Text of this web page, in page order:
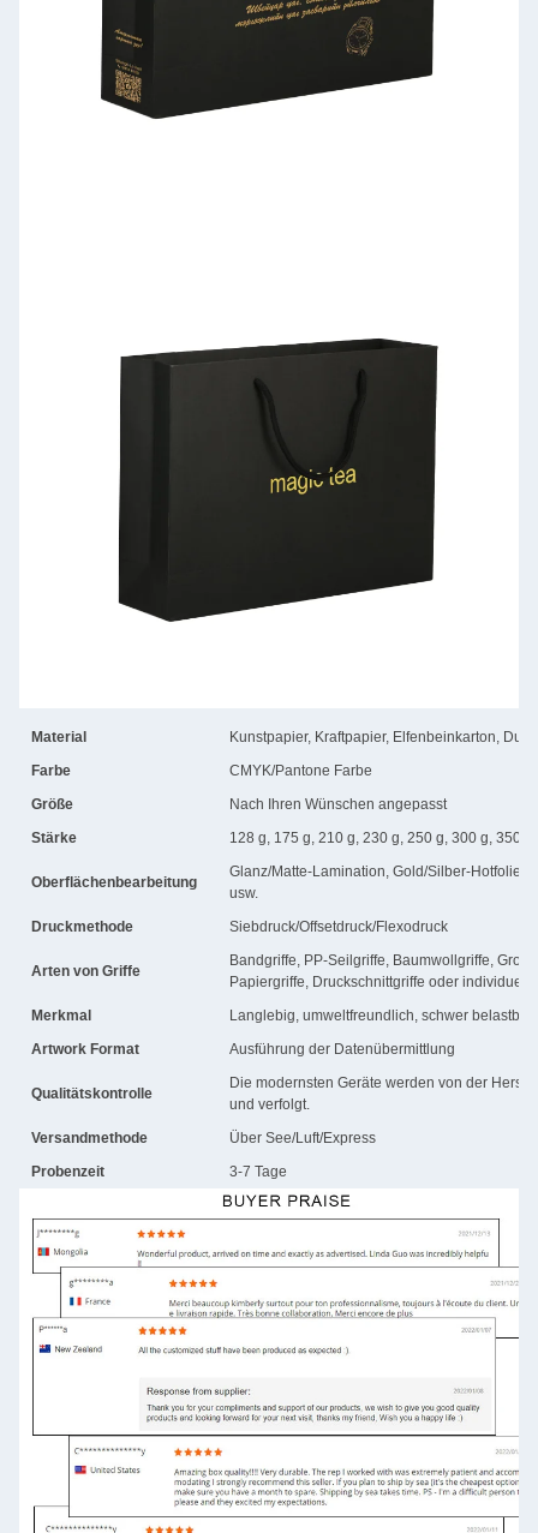
Material
Kunstpapier, Kraftpapier, Elfenbeinkarton,
Farbe
CMYK/Pantone Farbe
Größe
Nach Ihren Wünschen angepasst
Stärke
128 g, 175 g, 210 g, 230 g, 250 g, 300 g, 350
Oberflächenbearbeitung
Glanz/Matte-Lamination, Gold/Silber-Hotfolie,
usw.
Druckmethode
Siebdruck/Offsetdruck/Flexodruck
Arten von Griffe
Bandgriffe, PP-Seilgriffe, Baumwollgriffe,
Papiergriffe, Druckschnittgriffe oder individuell
Merkmal
Langlebig, umweltfreundlich, schwer
Artwork Format
Ausführung der Datenübermittlung
Qualitätskontrolle
Die modernsten Geräte werden von der
und verfolgt.
Versandmethode
Über See/Luft/Express
Probenzeit
3-7 Tage